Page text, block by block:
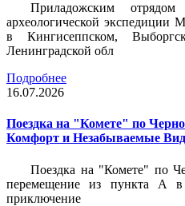
Приладожским отрядом
археологической
в Кингисеппском,
Ленинградской обл
Подробнее
16.07.2026
Поездка на "Комете" по
Комфорт и Незабываемые
Поездка на "Комете" по
перемещение из пункта А
приключение